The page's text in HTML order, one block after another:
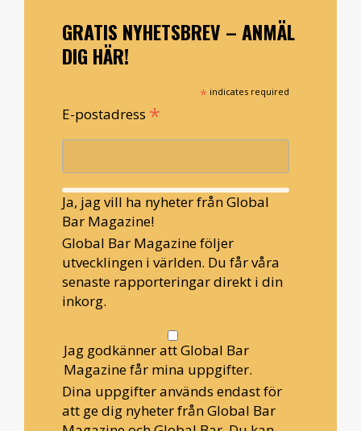
GRATIS NYHETSBREV – ANMÄL
DIG HÄR!
* indicates required
E-postadress *
Ja, jag vill ha nyheter från Global
Bar Magazine!
Global Bar Magazine följer
utvecklingen i världen. Du får våra
senaste rapporteringar direkt i din
inkorg.
Jag godkänner att Global Bar
Magazine får mina uppgifter.
Dina uppgifter används endast för
att ge dig nyheter från Global Bar